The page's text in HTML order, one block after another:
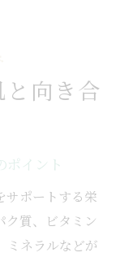
向き合
ポイント
サポートする栄
ク質、ビタミン
ミネラルなどが